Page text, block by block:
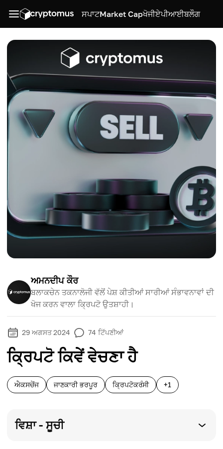
ਸਪਾਟMarket Capਖੋਜੀਏਪੀਆਈਬਲੌਗ
ਅਮਨਦੀਪ ਕੌਰ
ਬਲਾਕਚੇਨ ਤਕਨਾਲੋਜੀ ਵੱਲੋਂ ਪੇਸ਼ ਕੀਤੀਆਂ ਸਾਰੀਆਂ ਸੰਭਾਵਨਾਵਾਂ ਦੀ
ਖੋਜ ਕਰਨ ਵਾਲਾ ਕ੍ਰਿਪਟੋ ਉਤਸ਼ਾਹੀ।
29 ਅਗਸਤ 2024 74 ਟਿੱਪਣੀਆਂ
ਕ੍ਰਿਪਟੋ ਕਿਵੇਂ ਵੇਚਣਾ ਹੈ
ਐਕਸਚੇਂਜ ਜਾਣਕਾਰੀ ਭਰਪੂਰ ਕ੍ਰਿਪਟੋਕਰੰਸੀ +1
ਵਿਸ਼ਾ - ਸੂਚੀ